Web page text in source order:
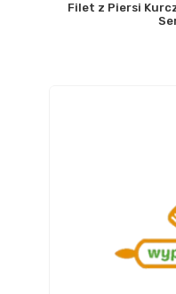
Filet z Piersi